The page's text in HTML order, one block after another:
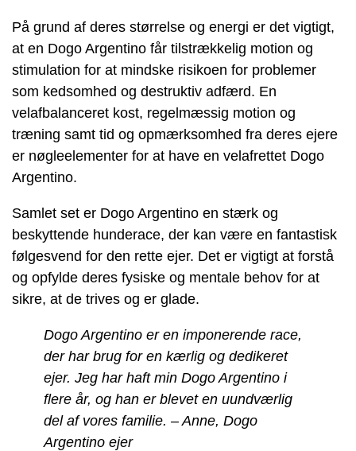
På grund af deres størrelse og energi er det vigtigt,
at en Dogo Argentino får tilstrækkelig motion og
stimulation for at mindske risikoen for problemer
som kedsomhed og destruktiv adfærd. En
velafbalanceret kost, regelmæssig motion og
træning samt tid og opmærksomhed fra deres ejere
er nøgleelementer for at have en velafrettet Dogo
Argentino.
Samlet set er Dogo Argentino en stærk og
beskyttende hunderace, der kan være en fantastisk
følgesvend for den rette ejer. Det er vigtigt at forstå
og opfylde deres fysiske og mentale behov for at
sikre, at de trives og er glade.
Dogo Argentino er en imponerende race,
der har brug for en kærlig og dedikeret
ejer. Jeg har haft min Dogo Argentino i
flere år, og han er blevet en uundværlig
del af vores familie. – Anne, Dogo
Argentino ejer